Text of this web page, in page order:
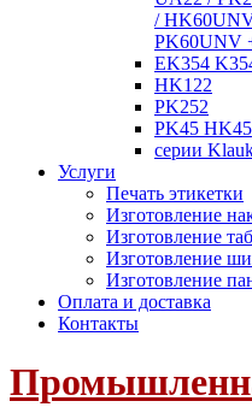
/
PK60UNV
EK354
HK122
PK252
PK45 HK45
серии
Услуги
Печать этикетки
Изготовление
Изготовление
Изготовление
Изготовление
Оплата и доставка
Контакты